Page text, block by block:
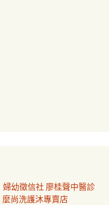
婦幼徵信社 廖桂聲中醫診
麼尚洗護沐專賣店